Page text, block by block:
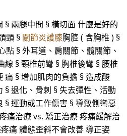
§ 兩腿中間 § 橫切面 什麼是好的
頸 § 關節炎護膝胸腔 ( 含胸椎 ) §
點 § 外耳道、肩關節、髖關節、
線 § 頸椎前彎 § 胸椎後彎 § 腰椎
痛 § 增加肌肉的負擔 § 造成酸
§ 退化、骨刺 § 失去彈性、活動
§ 運動或工作傷害 § 導致側彎惡
痛治療 vs. 矯正治療 疼痛緩解治
痛 體態歪斜不會改善 導正姿